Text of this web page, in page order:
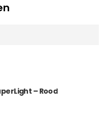
– Rood